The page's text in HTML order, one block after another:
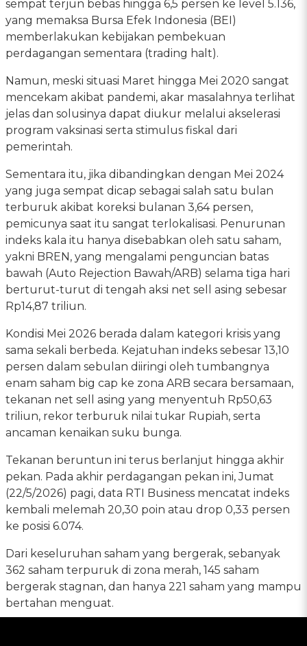
sempat terjun bebas hingga 6,5 persen ke level 5.136,
yang memaksa Bursa Efek Indonesia (BEI)
memberlakukan kebijakan pembekuan
perdagangan sementara (trading halt).
Namun, meski situasi Maret hingga Mei 2020 sangat
mencekam akibat pandemi, akar masalahnya terlihat
jelas dan solusinya dapat diukur melalui akselerasi
program vaksinasi serta stimulus fiskal dari
pemerintah.
Sementara itu, jika dibandingkan dengan Mei 2024
yang juga sempat dicap sebagai salah satu bulan
terburuk akibat koreksi bulanan 3,64 persen,
pemicunya saat itu sangat terlokalisasi. Penurunan
indeks kala itu hanya disebabkan oleh satu saham,
yakni BREN, yang mengalami penguncian batas
bawah (Auto Rejection Bawah/ARB) selama tiga hari
berturut-turut di tengah aksi net sell asing sebesar
Rp14,87 triliun.
Kondisi Mei 2026 berada dalam kategori krisis yang
sama sekali berbeda. Kejatuhan indeks sebesar 13,10
persen dalam sebulan diiringi oleh tumbangnya
enam saham big cap ke zona ARB secara bersamaan,
tekanan net sell asing yang menyentuh Rp50,63
triliun, rekor terburuk nilai tukar Rupiah, serta
ancaman kenaikan suku bunga.
Tekanan beruntun ini terus berlanjut hingga akhir
pekan. Pada akhir perdagangan pekan ini, Jumat
(22/5/2026) pagi, data RTI Business mencatat indeks
kembali melemah 20,30 poin atau drop 0,33 persen
ke posisi 6.074.
Dari keseluruhan saham yang bergerak, sebanyak
362 saham terpuruk di zona merah, 145 saham
bergerak stagnan, dan hanya 221 saham yang mampu
bertahan menguat.